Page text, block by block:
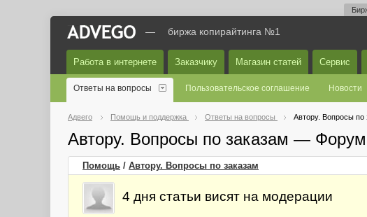
— биржа копирайтинга №1
Работа в интернете Заказчику Магазин статей Сервис
Ответы на вопросы Пользовательское соглашение Новости
Адвего Помощь и поддержка Ответы на вопросы Автору. Вопросы по
Автору. Вопросы по заказам —
Помощь / Автору. Вопросы по заказам
4 дня статьи висят на модерации